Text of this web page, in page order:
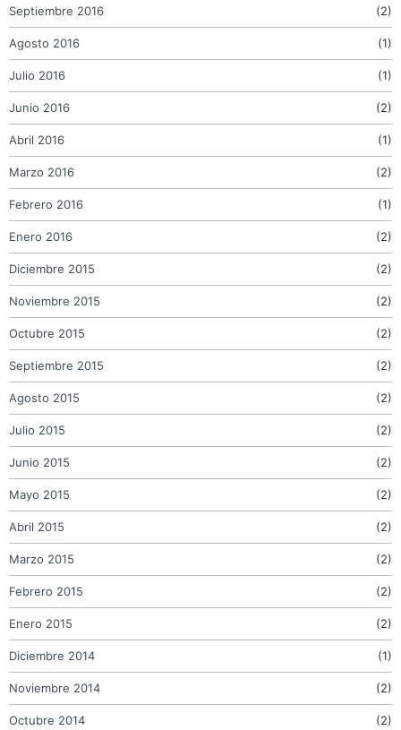
Septiembre 2016 (2)
Agosto 2016 (1)
Julio 2016 (1)
Junio 2016 (2)
Abril 2016 (1)
Marzo 2016 (2)
Febrero 2016 (1)
Enero 2016 (2)
Diciembre 2015 (2)
Noviembre 2015 (2)
Octubre 2015 (2)
Septiembre 2015 (2)
Agosto 2015 (2)
Julio 2015 (2)
Junio 2015 (2)
Mayo 2015 (2)
Abril 2015 (2)
Marzo 2015 (2)
Febrero 2015 (2)
Enero 2015 (2)
Diciembre 2014 (1)
Noviembre 2014 (2)
Octubre 2014 (2)